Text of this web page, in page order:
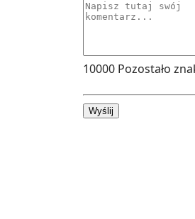
10000 Pozostało
Wyślij